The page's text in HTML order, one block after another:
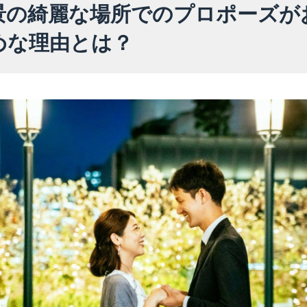
の綺麗な場所でのプロポーズが
な理由とは？